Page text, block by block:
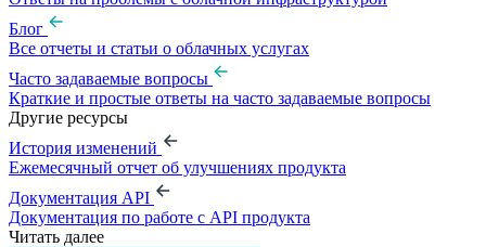
Блог
Все отчеты и статьи о облачных услугах
Часто задаваемые вопросы
Краткие и простые ответы на часто задаваемые вопросы
Другие ресурсы
История изменений
Ежемесячный отчет об улучшениях продукта
Документация API
Документация по работе с API продукта
Читать далее